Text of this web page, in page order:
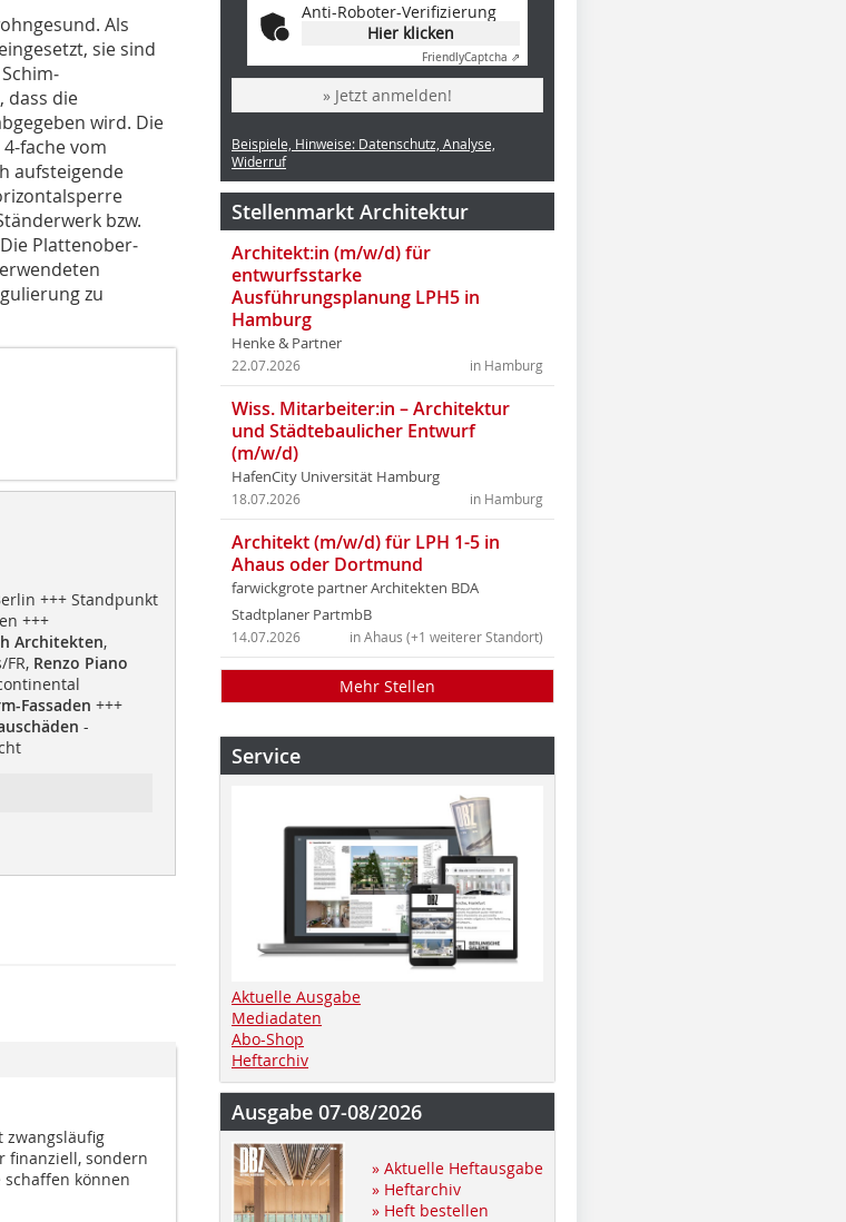
Als
sie sind
Schim­
dass die
wird. Die
fache vom
aufsteigende
bzw.
Plattenober­
zu
+++ Standpunkt
+++
Architekten,
Renzo Piano
Fassaden +++
-
zwangsläufig
finanziell, sondern
können
Anti-Roboter-Verifizierung
Hier klicken
FriendlyCaptcha ⇗
» Jetzt anmelden!
Beispiele, Hinweise: Datenschutz, Analyse,
Widerruf
Stellenmarkt Architektur
Architekt:in (m/w/d) für
entwurfsstarke
Ausführungsplanung LPH5 in
Hamburg
Henke & Partner
in Hamburg
22.07.2026
Wiss. Mitarbeiter:in – Architektur
und Städtebaulicher Entwurf
(m/w/d)
HafenCity Universität Hamburg
in Hamburg
18.07.2026
Architekt (m/w/d) für LPH 1-5 in
Ahaus oder Dortmund
farwickgrote partner Architekten BDA
Stadtplaner PartmbB
in Ahaus (+1 weiterer Standort)
14.07.2026
Mehr Stellen
Service
Aktuelle Ausgabe
Mediadaten
Abo-Shop
Heftarchiv
Ausgabe 07-08/2026
» Aktuelle Heftausgabe
» Heftarchiv
» Heft bestellen